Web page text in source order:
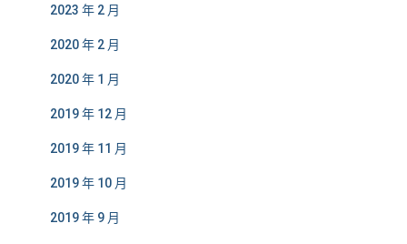
2023 年 2 月
2020 年 2 月
2020 年 1 月
2019 年 12 月
2019 年 11 月
2019 年 10 月
2019 年 9 月